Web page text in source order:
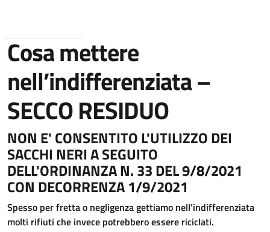
Cosa mettere
nell’indifferenziata –
SECCO RESIDUO
NON E' CONSENTITO L'UTILIZZO DEI
SACCHI NERI A SEGUITO
DELL'ORDINANZA N. 33 DEL 9/8/2021
CON DECORRENZA 1/9/2021
Spesso per fretta o negligenza gettiamo nell’indifferenziata
molti rifiuti che invece potrebbero essere riciclati.